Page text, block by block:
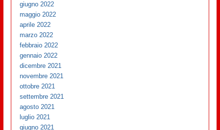
giugno 2022
maggio 2022
aprile 2022
marzo 2022
febbraio 2022
gennaio 2022
dicembre 2021
novembre 2021
ottobre 2021
settembre 2021
agosto 2021
luglio 2021
giugno 2021